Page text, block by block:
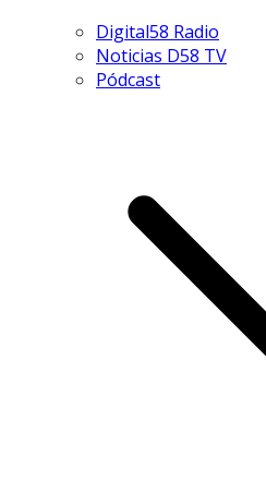
Digital58 Radio
Noticias D58 TV
Pódcast